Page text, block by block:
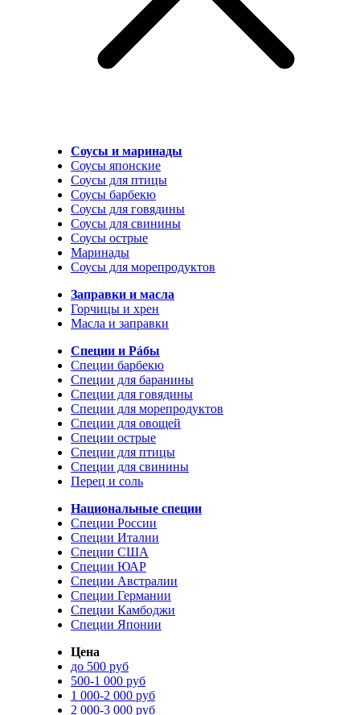
Соусы и маринады
Соусы японские
Соусы для птицы
Соусы барбекю
Соусы для говядины
Соусы для свинины
Соусы острые
Маринады
Соусы для морепродуктов
Заправки и масла
Горчицы и хрен
Масла и заправки
Специи и Рáбы
Специи барбекю
Специи для баранины
Специи для говядины
Специи для морепродуктов
Специи для овощей
Специи острые
Специи для птицы
Специи для свинины
Перец и соль
Национальные специи
Специи России
Специи Италии
Специи США
Специи ЮАР
Специи Австралии
Специи Германии
Специи Камбоджи
Специи Японии
Цена
до 500 руб
500-1 000 руб
1 000-2 000 руб
2 000-3 000 руб